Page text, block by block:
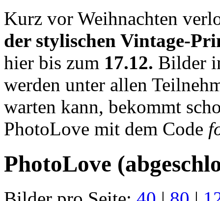
Kurz vor Weihnachten
der stylischen Vintage-
hier bis zum 17.12. Bilder
werden unter allen
warten kann, bekommt
PhotoLove mit dem Code
PhotoLove